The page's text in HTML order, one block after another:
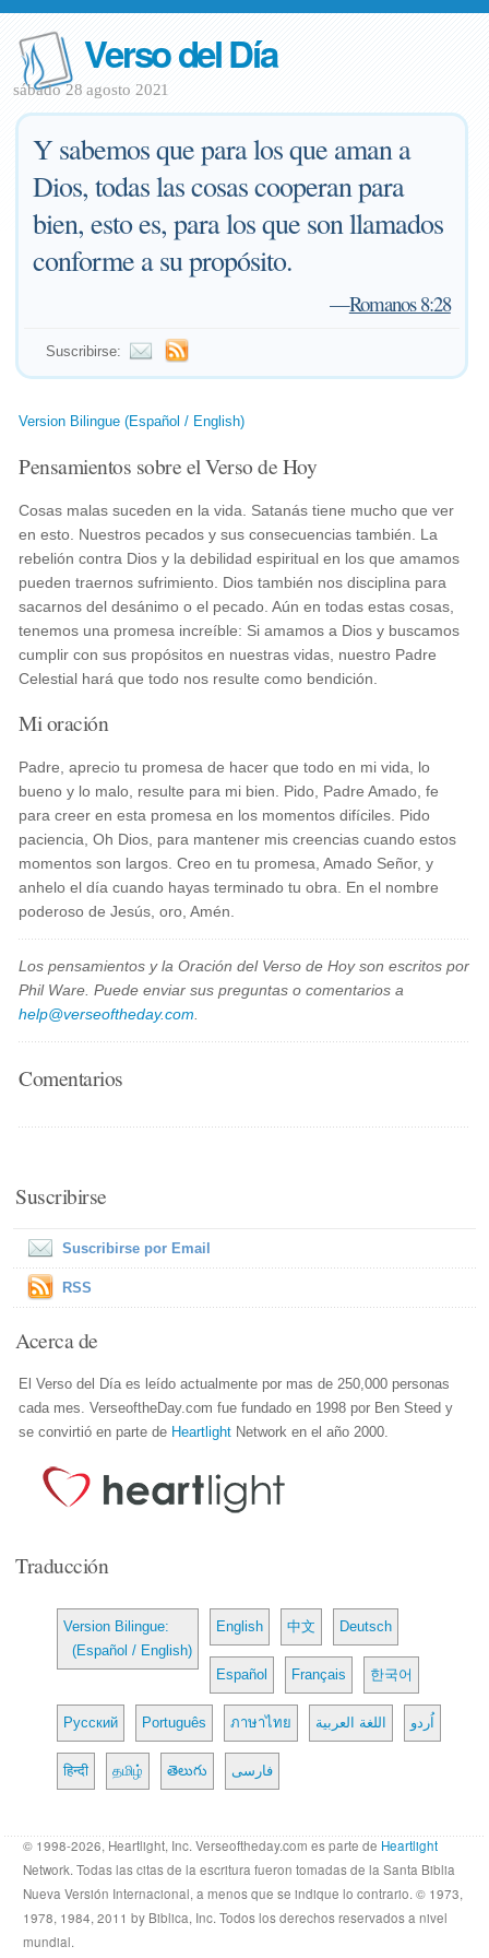
Verso del Día
sábado 28 agosto 2021
Y sabemos que para los que aman a
Dios, todas las cosas cooperan para
bien, esto es, para los que son llamados
conforme a su propósito.
—Romanos 8:28
Suscribirse:
Version Bilingue (Español / English)
Pensamientos sobre el Verso de Hoy
Cosas malas suceden en la vida. Satanás tiene mucho que ver
en esto. Nuestros pecados y sus consecuencias también. La
rebelión contra Dios y la debilidad espiritual en los que amamos
pueden traernos sufrimiento. Dios también nos disciplina para
sacarnos del desánimo o el pecado. Aún en todas estas cosas,
tenemos una promesa increíble: Si amamos a Dios y buscamos
cumplir con sus propósitos en nuestras vidas, nuestro Padre
Celestial hará que todo nos resulte como bendición.
Mi oración
Padre, aprecio tu promesa de hacer que todo en mi vida, lo
bueno y lo malo, resulte para mi bien. Pido, Padre Amado, fe
para creer en esta promesa en los momentos difíciles. Pido
paciencia, Oh Dios, para mantener mis creencias cuando estos
momentos son largos. Creo en tu promesa, Amado Señor, y
anhelo el día cuando hayas terminado tu obra. En el nombre
poderoso de Jesús, oro, Amén.
Los pensamientos y la Oración del Verso de Hoy son escritos por
Phil Ware. Puede enviar sus preguntas o comentarios a
help@verseoftheday.com
Comentarios
Suscribirse
Suscribirse por Email
RSS
Acerca de
El Verso del Día es leído actualmente por mas de 250,000 personas
cada mes. VerseoftheDay.com fue fundado en 1998 por Ben Steed y
se convirtió en parte de Heartlight Network en el año 2000.
Traducción
Version Bilingue:
(Español / English)
English 中文 Deutsch
Español Français 한국어
Русский Português ภาษาไทย اللغة العربية اُردو
हिन्दी தமிழ் తెలుగు فارسی
© 1998-2026, Heartlight, Inc. Verseoftheday.com es parte de Heartlight
Network. Todas las citas de la escritura fueron tomadas de la Santa Biblia
Nueva Versión Internacional, a menos que se indique lo contrario. © 1973,
1978, 1984, 2011 by Biblica, Inc. Todos los derechos reservados a nivel
mundial.